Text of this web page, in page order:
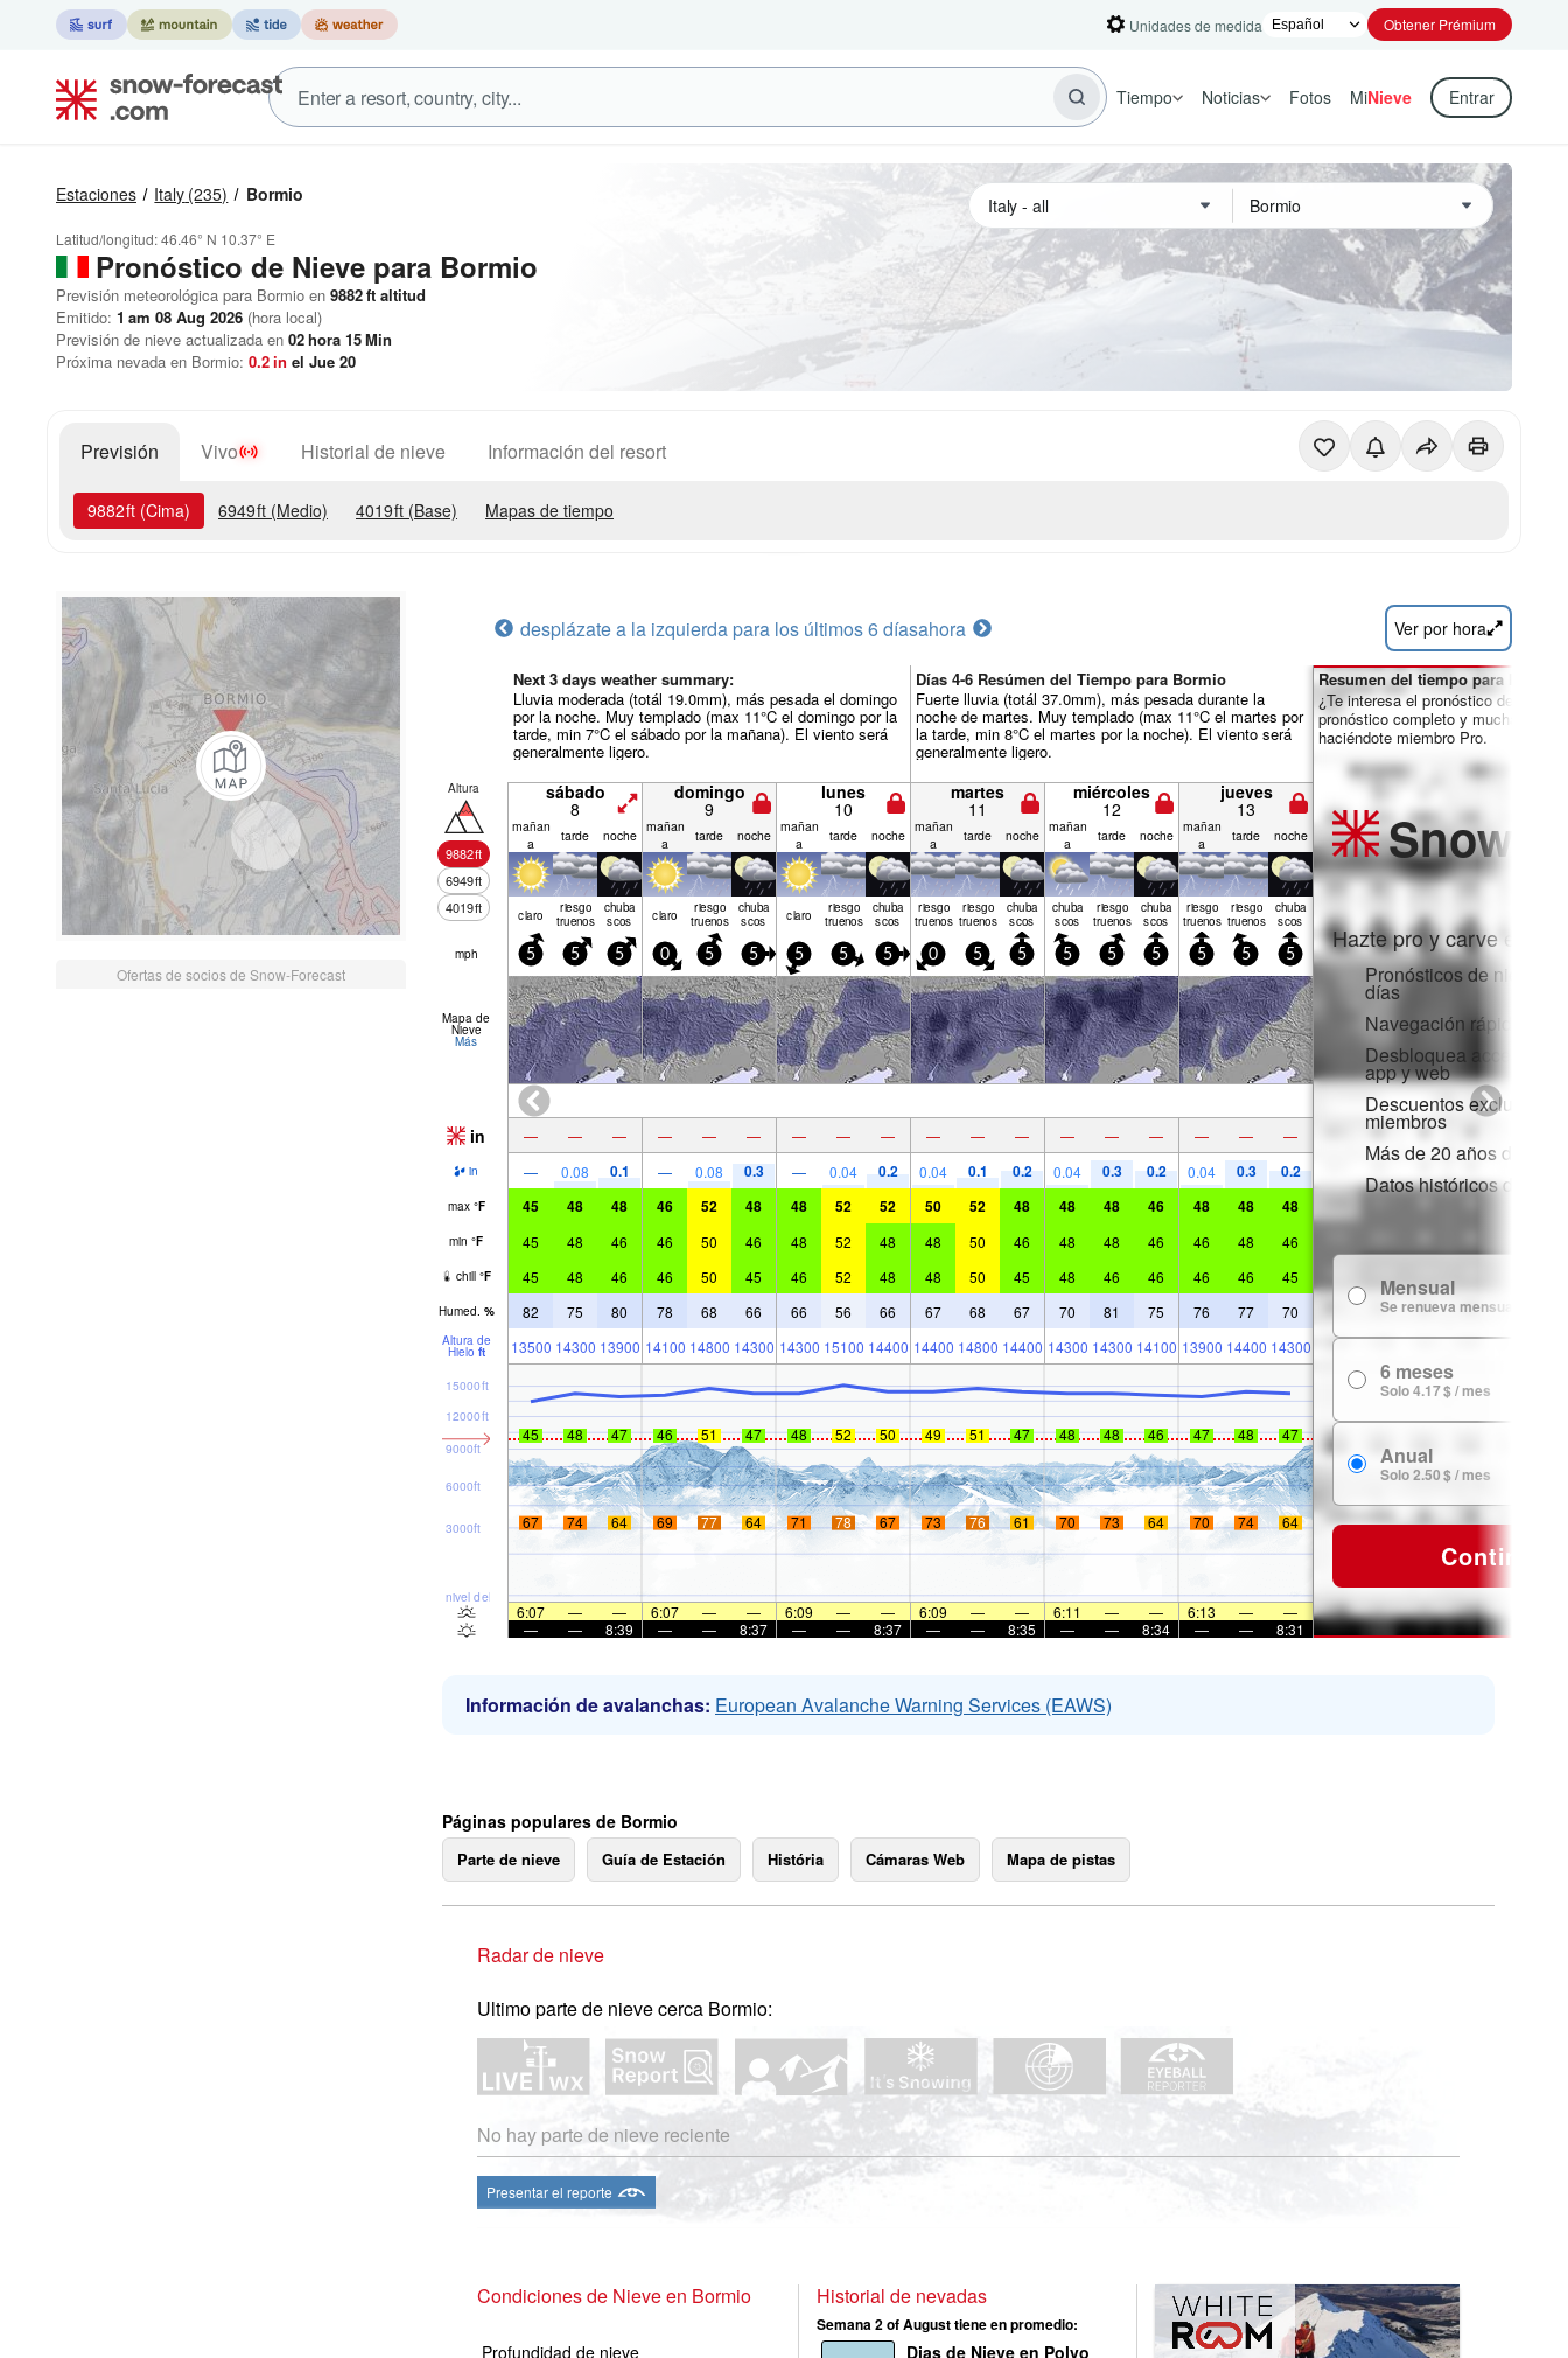
Unidades de medida Obtener Prémium
Tiempo Noticias Fotos MiNieve Entrar
Estaciones Italy (235) Bormio
Latitud/longitud:46.46° N 10.37° E
Pronóstico de Nieve para Bormio
Previsión meteorológica para Bormio en 9882ft altitud
Emitido: 1 am 08 Aug 2026 (hora local)
Previsión de nieve actualizada en 02hora 15Min
Próxima nevada en Bormio: 0.2in el Jue 20
Previsión Vivo Historial de nieve Información del resort
9882ft (Cima) 6949ft (Medio) 4019ft (Base) Mapas de tiempo
Ofertas de socios de Snow-Forecast
desplázate a la izquierda para los últimos 6 díasahora Ver por hora
Next 3 days weather summary:
Lluvia moderada (totál 19.0mm), más pesada el domingo
por la noche. Muy templado (max 11°C el domingo por la
tarde, min 7°C el sábado por la mañana). El viento será
generalmente ligero.
Días 4-6 Resúmen del Tiempo para Bormio
Fuerte lluvia (totál 37.0mm), más pesada durante la
noche de martes. Muy templado (max 11°C el martes por
la tarde, min 8°C el martes por la noche). El viento será
generalmente ligero.
Altura
9882ft
6949ft
4019ft
sábado
8
domingo
9
lunes
10
martes
11
miércoles
12
jueves
13
mañan
a
tarde noche mañan
a
tarde noche mañan
a
tarde noche mañan
a
tarde noche mañan
a
tarde noche mañan
a
tarde noche
claro riesgo
truenos
chuba
scos claro riesgo
truenos
chuba
scos claro riesgo
truenos
chuba
scos
riesgo
truenos
riesgo
truenos
chuba
scos
chuba
scos
riesgo
truenos
chuba
scos
riesgo
truenos
riesgo
truenos
chuba
scos
mph 5 5 5 0 5 5 5 5 5 0 5 5 5 5 5 5 5 5
Mapa de
Nieve
Más
in — — — — — — — — — — — — — — — — — —
in — 0.08 0.1 — 0.08 0.3 — 0.04 0.2 0.04 0.1 0.2 0.04 0.3 0.2 0.04 0.3 0.2
max °F 45 48 48 46 52 48 48 52 52 50 52 48 48 48 46 48 48 48
min °F 45 48 46 46 50 46 48 52 48 48 50 46 48 48 46 46 48 46
chill °F 45 48 46 46 50 45 46 52 48 48 50 45 48 46 46 46 46 45
Humed. % 82 75 80 78 68 66 66 56 66 67 68 67 70 81 75 76 77 70
Altura de
Hielo ft 13500 14300 13900 14100 14800 14300 14300 15100 14400 14400 14800 14400 14300 14300 14100 13900 14400 14300
nivel del mar
3000ft
6000ft
9000ft
12000ft
15000ft
45 48 47 46 51 47 48 52 50 49 51 47 48 48 46 47 48 47
67 74 64 69 77 64 71 78 67 73 76 61 70 73 64 70 74 64
6:07 — — 6:07 — — 6:09 — — 6:09 — — 6:11 — — 6:13 —
—
—
— 8:39 — — 8:37 — — 8:37 — — 8:35 — — 8:34 — — 8:31
Resumen del tiempo para los días
¿Te interesa el pronóstico de 16
pronóstico completo y muchas más
haciéndote miembro Pro.
Snow
Hazte pro y carve en:
Pronósticos de nieve
días
Navegación rápida sin
Desbloquea acceso
app y web
Descuentos exclusivos
miembros
Más de 20 años de
Datos históricos de
Mensual
Se renueva mensualmente
6 meses
Solo 4.17 $ / mes
Anual
Solo 2.50 $ / mes
Continuar
Información de avalanchas: European Avalanche Warning Services (EAWS)
Páginas populares de Bormio
Parte de nieve Guía de Estación História Cámaras Web Mapa de pistas
Radar de nieve
Ultimo parte de nieve cerca Bormio:
No hay parte de nieve reciente
Presentar el reporte
Condiciones de Nieve en Bormio
Profundidad de nieve
Historial de nevadas
Semana 2 of August tiene en promedio:
Dias de Nieve en Polvo